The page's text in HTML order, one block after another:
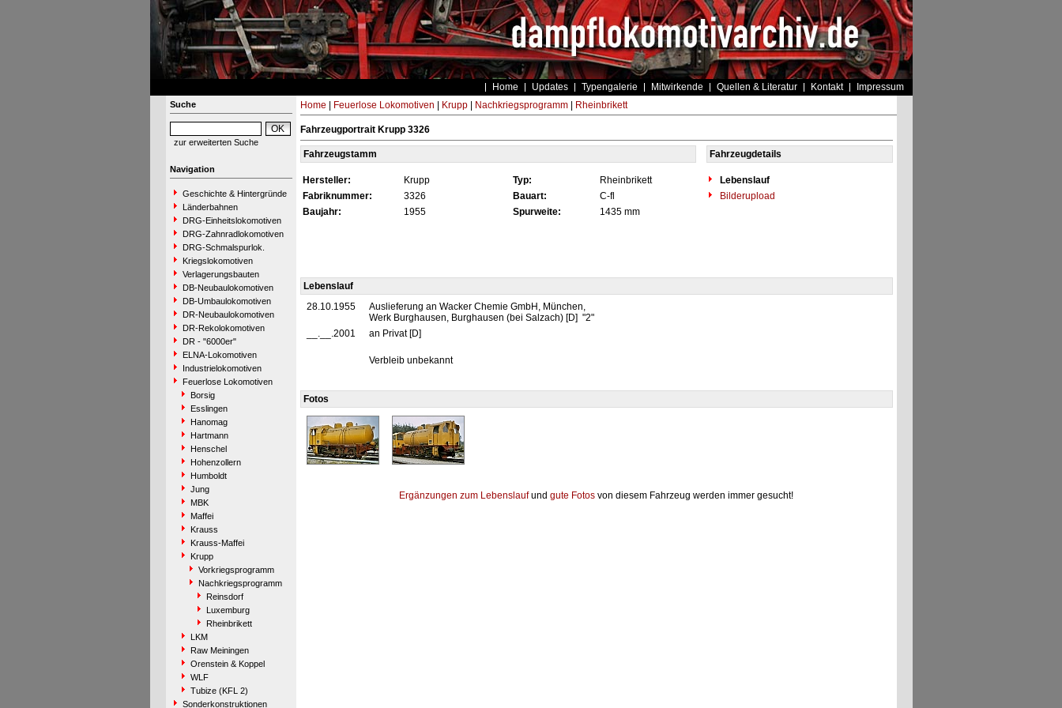
Home Updates Typengalerie Mitwirkende Quellen & Literatur Kontakt Impressum
Suche
zur erweiterten Suche
Navigation
Geschichte & Hintergründe
Länderbahnen
DRG-Einheitslokomotiven
DRG-Zahnradlokomotiven
DRG-Schmalspurlok.
Kriegslokomotiven
Verlagerungsbauten
DB-Neubaulokomotiven
DB-Umbaulokomotiven
DR-Neubaulokomotiven
DR-Rekolokomotiven
DR - "6000er"
ELNA-Lokomotiven
Industrielokomotiven
Feuerlose Lokomotiven
Borsig
Esslingen
Hanomag
Hartmann
Henschel
Hohenzollern
Humboldt
Jung
MBK
Maffei
Krauss
Krauss-Maffei
Krupp
Vorkriegsprogramm
Nachkriegsprogramm
Reinsdorf
Luxemburg
Rheinbrikett
LKM
Raw Meiningen
Orenstein & Koppel
WLF
Tubize (KFL 2)
Sonderkonstruktionen
Home Feuerlose Lokomotiven Krupp| Nachkriegsprogramm| Rheinbrikett
Fahrzeugportrait Krupp 3326
Fahrzeugstamm Fahrzeugdetails
Hersteller: Krupp Typ: Rheinbrikett
Lebenslauf
Fabriknummer:
3326 Bauart: C-fl
Bilderupload
Baujahr:
1955 Spurweite: 1435 mm
Lebenslauf
28.10.1955
Auslieferung an Wacker Chemie GmbH, München,
Werk Burghausen, Burghausen (bei Salzach) [D] "2"
__.__.2001
an Privat [D]
Verbleib unbekannt
Fotos
Ergänzungen zum Lebenslaufund gute Fotos von diesem Fahrzeug werden immer gesucht!